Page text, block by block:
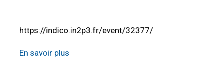
https://indico.in2p3.fr/event/32377/
En savoir plus